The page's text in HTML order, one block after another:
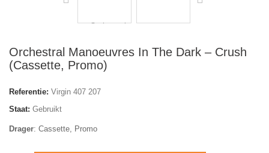
Orchestral Manoeuvres In The Dark – Crush
(Cassette, Promo)
Referentie: Virgin 407 207
Staat: Gebruikt
Drager: Cassette, Promo